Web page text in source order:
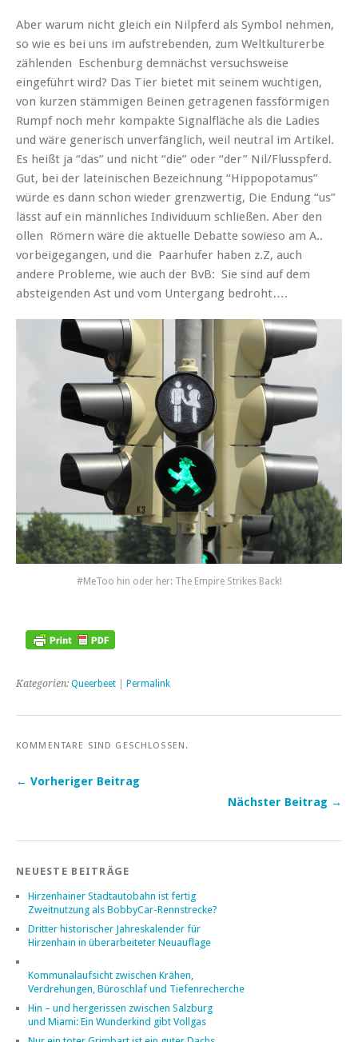
Aber warum nicht gleich ein Nilpferd als Symbol nehmen,
so wie es bei uns im aufstrebenden, zum Weltkulturerbe
zählenden Eschenburg demnächst versuchsweise
eingeführt wird? Das Tier bietet mit seinem wuchtigen,
von kurzen stämmigen Beinen getragenen fassförmigen
Rumpf noch mehr kompakte Signalfläche als die Ladies
und wäre generisch unverfänglich, weil neutral im Artikel.
Es heißt ja “das” und nicht “die” oder “der” Nil/Flusspferd.
Gut, bei der lateinischen Bezeichnung “Hippopotamus”
würde es dann schon wieder grenzwertig, Die Endung “us”
lässt auf ein männliches Individuum schließen. Aber den
ollen Römern wäre die aktuelle Debatte sowieso am A..
vorbeigegangen, und die Paarhufer haben z.Z, auch
andere Probleme, wie auch der BvB: Sie sind auf dem
absteigenden Ast und vom Untergang bedroht….
#MeToo hin oder her: The Empire Strikes Back!
Kategorien: Queerbeet Permalink
KOMMENTARE SIND GESCHLOSSEN.
← Vorheriger Beitrag
Nächster Beitrag →
NEUESTE BEITRÄGE
Hirzenhainer Stadtautobahn ist fertig
Zweitnutzung als BobbyCar-Rennstrecke?
Dritter historischer Jahreskalender für
Hirzenhain in überarbeiteter Neuauflage
Kommunalaufsicht zwischen Krähen,
Verdrehungen, Büroschlaf und Tiefenrecherche
Hin – und hergerissen zwischen Salzburg
und Miami: Ein Wunderkind gibt Vollgas